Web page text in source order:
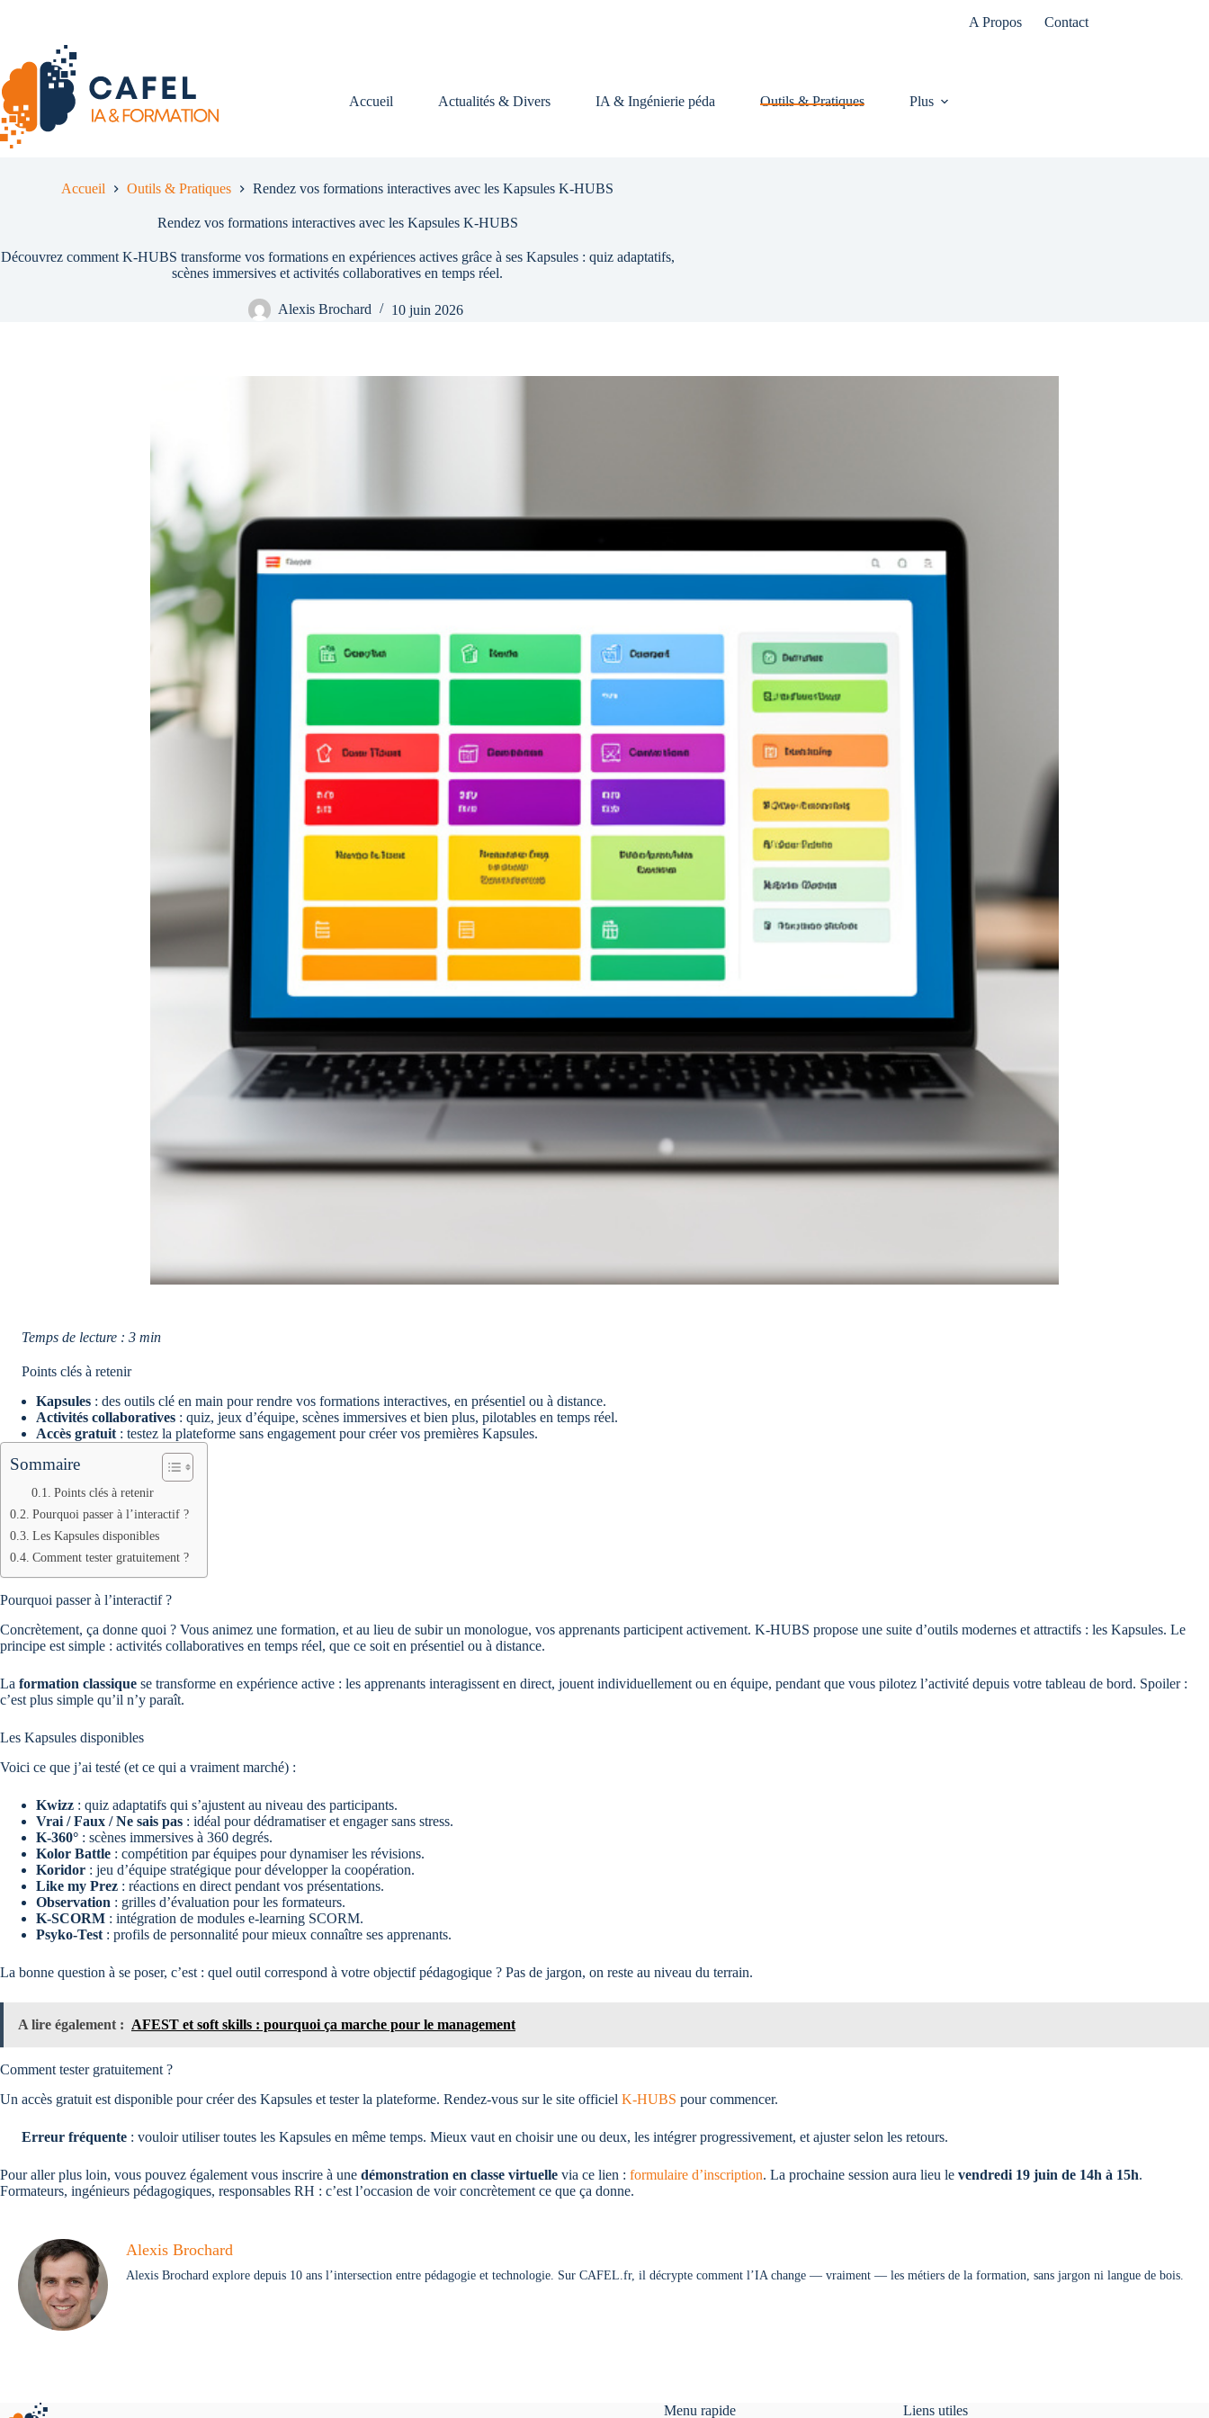
A Propos Contact
Accueil Actualités & Divers IA & Ingénierie péda Outils & Pratiques Plus
Accueil Outils & Pratiques Rendez vos formations interactives avec les Kapsules K-HUBS
Rendez vos formations interactives avec les Kapsules K-HUBS
Découvrez comment K-HUBS transforme vos formations en expériences actives grâce à ses Kapsules : quiz adaptatifs,
scènes immersives et activités collaboratives en temps réel.
Alexis Brochard 10 juin 2026
Temps de lecture : 3 min
Points clés à retenir
Kapsules : des outils clé en main pour rendre vos formations interactives, en présentiel ou à distance.
Activités collaboratives : quiz, jeux d’équipe, scènes immersives et bien plus, pilotables en temps réel.
Accès gratuit : testez la plateforme sans engagement pour créer vos premières Kapsules.
Sommaire
Points clés à retenir
Pourquoi passer à l’interactif ?
Les Kapsules disponibles
Comment tester gratuitement ?
Pourquoi passer à l’interactif ?
Concrètement, ça donne quoi ? Vous animez une formation, et au lieu de subir un monologue, vos apprenants participent activement. K-HUBS propose une suite d’outils modernes et attractifs : les Kapsules. Le
principe est simple : activités collaboratives en temps réel, que ce soit en présentiel ou à distance.
La formation classique se transforme en expérience active : les apprenants interagissent en direct, jouent individuellement ou en équipe, pendant que vous pilotez l’activité depuis votre tableau de bord. Spoiler :
c’est plus simple qu’il n’y paraît.
Les Kapsules disponibles
Voici ce que j’ai testé (et ce qui a vraiment marché) :
Kwizz : quiz adaptatifs qui s’ajustent au niveau des participants.
Vrai / Faux / Ne sais pas : idéal pour dédramatiser et engager sans stress.
K-360° : scènes immersives à 360 degrés.
Kolor Battle : compétition par équipes pour dynamiser les révisions.
Koridor : jeu d’équipe stratégique pour développer la coopération.
Like my Prez : réactions en direct pendant vos présentations.
Observation : grilles d’évaluation pour les formateurs.
K-SCORM : intégration de modules e-learning SCORM.
Psyko-Test : profils de personnalité pour mieux connaître ses apprenants.
La bonne question à se poser, c’est : quel outil correspond à votre objectif pédagogique ? Pas de jargon, on reste au niveau du terrain.
A lire également : AFEST et soft skills : pourquoi ça marche pour le management
Comment tester gratuitement ?
Un accès gratuit est disponible pour créer des Kapsules et tester la plateforme. Rendez-vous sur le site officiel K-HUBS pour commencer.
Erreur fréquente : vouloir utiliser toutes les Kapsules en même temps. Mieux vaut en choisir une ou deux, les intégrer progressivement, et ajuster selon les retours.
Pour aller plus loin, vous pouvez également vous inscrire à une démonstration en classe virtuelle via ce lien : formulaire d’inscription. La prochaine session aura lieu le vendredi 19 juin de 14h à 15h.
Formateurs, ingénieurs pédagogiques, responsables RH : c’est l’occasion de voir concrètement ce que ça donne.
Alexis Brochard
Alexis Brochard explore depuis 10 ans l’intersection entre pédagogie et technologie. Sur CAFEL.fr, il décrypte comment l’IA change — vraiment — les métiers de la formation, sans jargon ni langue de bois.
Menu rapide Liens utiles